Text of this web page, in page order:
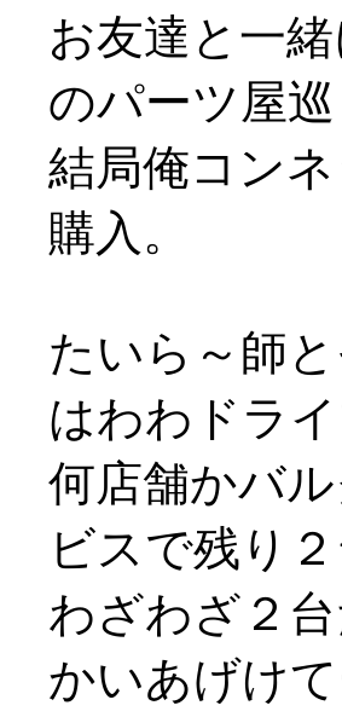
お友達と一
のパーツ屋巡
結局俺コン
購入。
たいら～師
はわわドラ
何店舗かバ
ビスで残り
わざわざ２
かいあげけ